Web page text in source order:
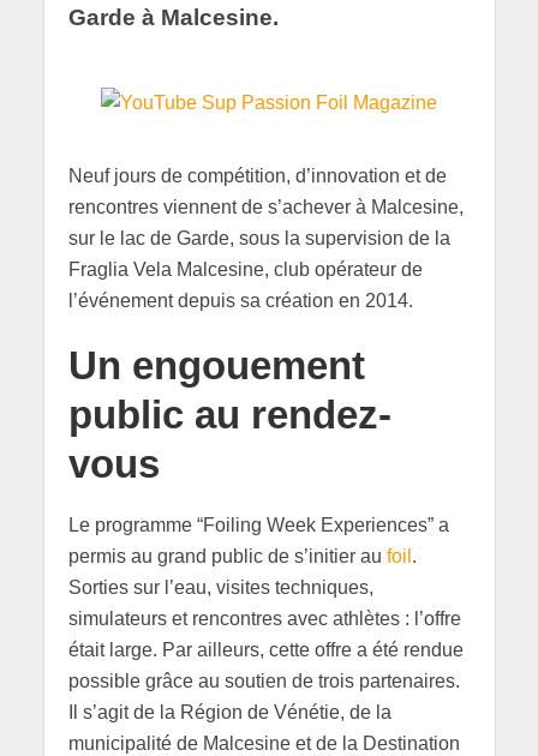
Garde à Malcesine.
Neuf jours de compétition, d’innovation et de
rencontres viennent de s’achever à Malcesine,
sur le lac de Garde, sous la supervision de la
Fraglia Vela Malcesine, club opérateur de
l’événement depuis sa création en 2014.
Un engouement
public au rendez-
vous
Le programme “Foiling Week Experiences” a
permis au grand public de s’initier au foil .
Sorties sur l’eau, visites techniques,
simulateurs et rencontres avec athlètes : l’offre
était large. Par ailleurs, cette offre a été rendue
possible grâce au soutien de trois partenaires.
Il s’agit de la Région de Vénétie, de la
municipalité de Malcesine et de la Destination